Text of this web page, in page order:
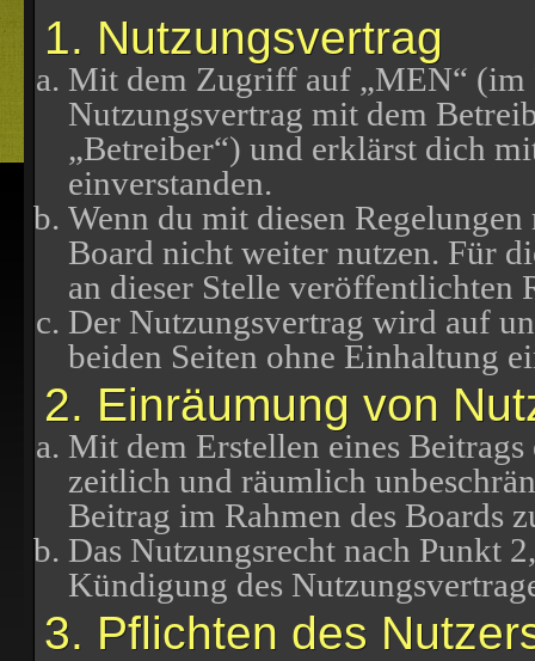
1. Nutzungsvertrag
Mit dem Zugriff auf „MEN“ (im
Nutzungsvertrag mit dem
„Betreiber“) und erklärst dich
einverstanden.
Wenn du mit diesen
Board nicht weiter nutzen. Für
an dieser Stelle veröffentlichten
Der Nutzungsvertrag wird auf
beiden Seiten ohne Einhaltung
2. Einräumung von
Mit dem Erstellen eines
zeitlich und räumlich
Beitrag im Rahmen des Boards
Das Nutzungsrecht nach Punkt
Kündigung des
3. Pflichten des